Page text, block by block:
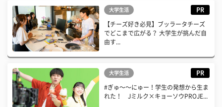
大学生活 PR
【チーズ好き必見】ブッラータチーズ
でどこまで広がる？ 大学生が挑んだ自
由す...
大学生活 PR
#ぎゅ〜〜にゅー！学生の発想から生ま
れた！ Jミルク×キョーソウPROJE...